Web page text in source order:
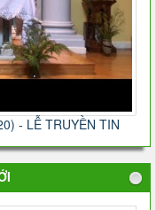
- LỄ TRUYỀN TIN